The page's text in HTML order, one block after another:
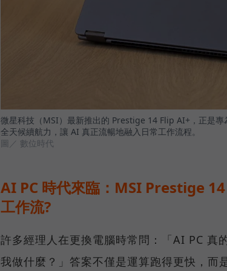
微星科技（MSI）最新推出的 Prestige 14 Flip AI+，正是
全天候續航力，讓 AI 真正流暢地融入日常工作流程。
圖／ 數位時代
AI PC 時代來臨：MSI Prestige
工作流?
許多經理人在更換電腦時常問：「AI PC
我做什麼？」答案不僅是運算跑得更快，而